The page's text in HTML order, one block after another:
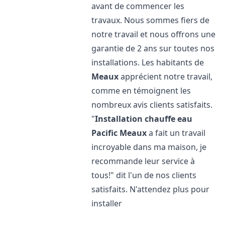
avant de commencer les
travaux. Nous sommes fiers de
notre travail et nous offrons une
garantie de 2 ans sur toutes nos
installations. Les habitants de
Meauxapprécient notre travail,
comme en témoignent les
nombreux avis clients satisfaits.
"Installation chauffe eau
Pacific Meauxa fait un travail
incroyable dans ma maison, je
recommande leur service à
tous!" dit l'un de nos clients
satisfaits. N'attendez plus pour
installer